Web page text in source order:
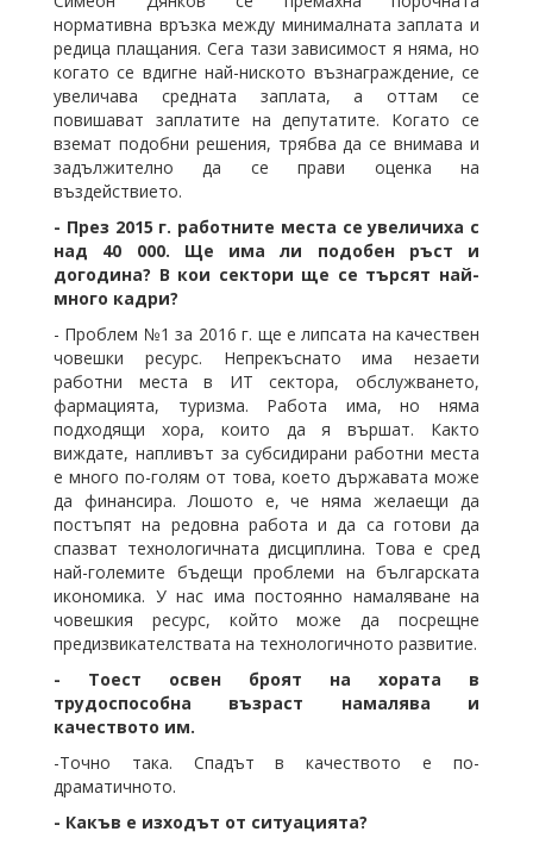
нормативна връзка между минималната заплата и
редица плащания. Сега тази зависимост я няма, но
когато се вдигне най-ниското възнаграждение, се
увеличава средната заплата, а оттам се
повишават заплатите на депутатите. Когато се
вземат подобни решения, трябва да се внимава и
задължително да се прави оценка на
въздействието.
- През 2015 г. работните места се увеличиха с
над 40 000. Ще има ли подобен ръст и
догодина? В кои сектори ще се търсят най-
много кадри?
- Проблем №1 за 2016 г. ще е липсата на качествен
човешки ресурс. Непрекъснато има незаети
работни места в ИТ сектора, обслужването,
фармацията, туризма. Работа има, но няма
подходящи хора, които да я вършат. Както
виждате, напливът за субсидирани работни места
е много по-голям от това, което държавата може
да финансира. Лошото е, че няма желаещи да
постъпят на редовна работа и да са готови да
спазват технологичната дисциплина. Това е сред
най-големите бъдещи проблеми на българската
икономика. У нас има постоянно намаляване на
човешкия ресурс, който може да посрещне
предизвикателствата на технологичното развитие.
- Тоест освен броят на хората в
трудоспособна възраст намалява и
качеството им.
-Точно така. Спадът в качеството е по-
драматичното.
- Какъв е изходът от ситуацията?